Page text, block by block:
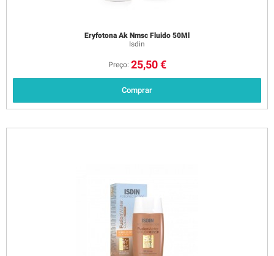
Eryfotona Ak Nmsc Fluido 50Ml
Isdin
Preço: 25,50 €
Comprar